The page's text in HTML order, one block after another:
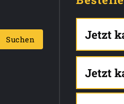
Suchen Jetzt
Jetzt